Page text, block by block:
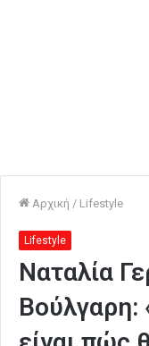
Αρχική / Lifestyle
Lifestyle
Ναταλία
Βούλγαρη: